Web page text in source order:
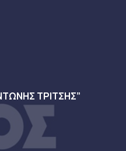
ΤΡΙΤΣΗΣ”